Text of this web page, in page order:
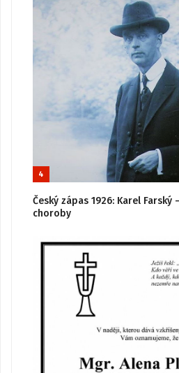
4
Český zápas 1926: Karel Farský
choroby